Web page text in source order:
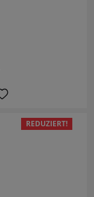
REDUZIERT!